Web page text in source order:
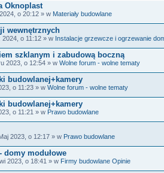
Oknoplast
o 20:12 » w Materiały budowlane
wewnętrznych
2024, o 11:12 » w Instalacje grzewcze i ogrzewanie
szklanym i zabudową boczną
2023, o 12:54 » w Wolne forum - wolne tematy
budowlanej+kamery
o 11:23 » w Wolne forum - wolne tematy
budowlanej+kamery
o 11:21 » w Prawo budowlane
2023, o 12:17 » w Prawo budowlane
domy modułowe
2023, o 18:41 » w Firmy budowlane Opinie